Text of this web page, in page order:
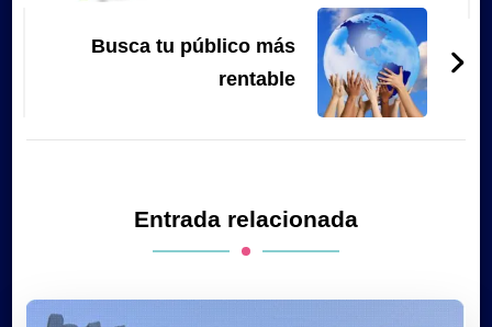
Busca tu público más
rentable
Entrada relacionada